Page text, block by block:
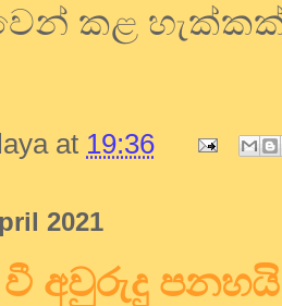
කළ
at 19:36
2021
වී අවුරුදු පනහයි